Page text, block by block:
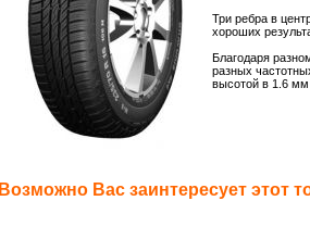
Три ребра в
хороших
Благодаря
разных
высотой в 1.6 мм
Возможно Вас заинтересует этот